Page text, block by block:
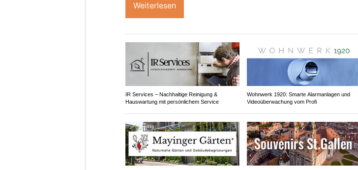
Weiterlesen
IR Services – Nachhaltige Reinigung &
Hauswartung mit persönlichem Service
Wohnwerk 1920: Smarte Alarmanlagen und
Videoüberwachung vom Profi